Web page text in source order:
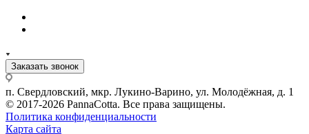
Заказать звонок
п. Свердловский, мкр. Лукино-Варино, ул. Молодёжная, д. 1
© 2017-2026 PannaCotta. Все права защищены.
Политика конфиденциальности
Карта сайта